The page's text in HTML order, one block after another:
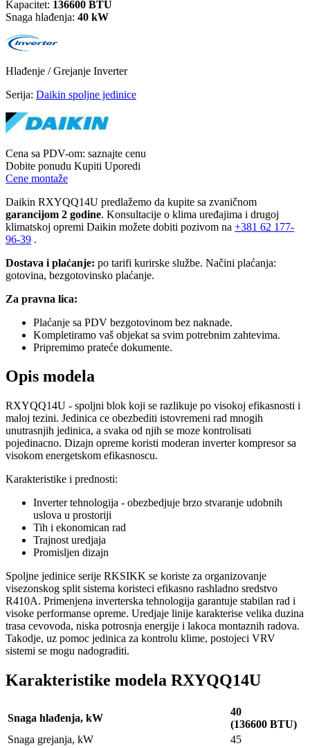
Kapacitet: 136600 BTU
Snaga hlađenja: 40 kW
Hlađenje / Grejanje Inverter
Serija: Daikin spoljne jedinice
Cena sa PDV-om: saznajte cenu
Dobite ponudu Kupiti Uporedi
Cene montaže
Daikin RXYQQ14U predlažemo da kupite sa zvaničnom
garancijom 2 godine. Konsultacije o klima uređajima i drugoj
klimatskoj opremi Daikin možete dobiti pozivom na +381 62 177-
96-39 .
Dostava i plaćanje: po tarifi kurirske službe. Načini plaćanja:
gotovina, bezgotovinsko plaćanje.
Za pravna lica:
Plaćanje sa PDV bezgotovinom bez naknade.
Kompletiramo vaš objekat sa svim potrebnim zahtevima.
Pripremimo prateće dokumente.
Opis modela
RXYQQ14U - spoljni blok koji se razlikuje po visokoj efikasnosti i
maloj tezini. Jedinica ce obezbediti istovremeni rad mnogih
unutrasnjih jedinica, a svaka od njih se moze kontrolisati
pojedinacno. Dizajn opreme koristi moderan inverter kompresor sa
visokom energetskom efikasnoscu.
Karakteristike i prednosti:
Inverter tehnologija - obezbedjuje brzo stvaranje udobnih
uslova u prostoriji
Tih i ekonomican rad
Trajnost uredjaja
Promisljen dizajn
Spoljne jedinice serije RKSIKK se koriste za organizovanje
visezonskog split sistema koristeci efikasno rashladno sredstvo
R410A. Primenjena inverterska tehnologija garantuje stabilan rad i
visoke performanse opreme. Uredjaje linije karakterise velika duzina
trasa cevovoda, niska potrosnja energije i lakoca montaznih radova.
Takodje, uz pomoc jedinica za kontrolu klime, postojeci VRV
sistemi se mogu nadograditi.
Karakteristike modela RXYQQ14U
Snaga hlađenja, kW
40
(136600 BTU)
Snaga grejanja, kW
45